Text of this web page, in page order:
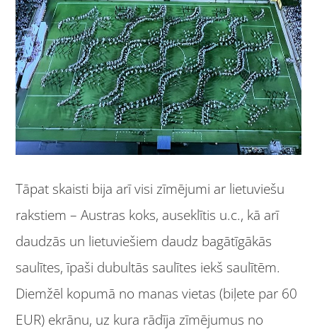
Tāpat skaisti bija arī visi zīmējumi ar lietuviešu
rakstiem – Austras koks, auseklītis u.c., kā arī
daudzās un lietuviešiem daudz bagātīgākās
saulītes, īpaši dubultās saulītes iekš saulītēm.
Diemžēl kopumā no manas vietas (biļete par 60
EUR) ekrānu, uz kura rādīja zīmējumus no